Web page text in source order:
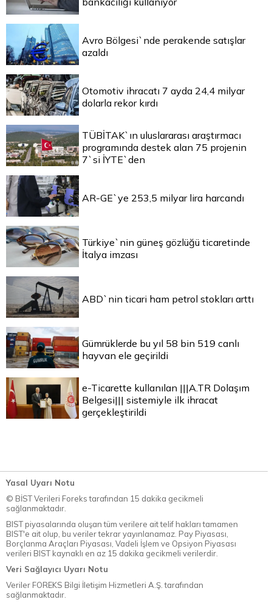
Avro Bölgesi`nde perakende satışlar
azaldı
Otomotiv ihracatı 7 ayda 24,4 milyar
dolarla rekor kırdı
TÜBİTAK`ın uluslararası araştırmacı
programında destek alan 75 projenin
7`si İYTE`den
AR-GE`ye 253,5 milyar lira harcandı
Türkiye`nin güneş gözlüğü ticaretinde
İtalya imzası
ABD`nin ticari ham petrol stokları arttı
Gümrüklerde bu yıl 58 bin 519 canlı
hayvan ele geçirildi
e-Ticarette kullanılan |||A.TR Dolaşım
Belgesi||| sistemiyle ilk ihracat
gerçekleştirildi
Yasal Uyarı Notu
© BİST Verileri Foreks tarafından 15 dakika gecikmeli
sağlanmaktadır.
BIST piyasalarında oluşan tüm verilere ait telif hakları tamamen
BIST'e ait olup, bu veriler tekrar yayınlanamaz. Pay Piyasası,
Borçlanma Araçları Piyasası, Vadeli İşlem ve Opsiyon Piyasası
verileri BIST kaynaklı en az 15 dakika gecikmeli verilerdir.
Veri Sağlayıcı Uyarı Notu
Veriler FOREKS Bilgi İletişim Hizmetleri A.Ş. tarafından
sağlanmaktadır.